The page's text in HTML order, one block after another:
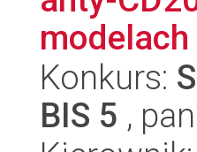
modelach
Konkurs:
BIS 5 ,